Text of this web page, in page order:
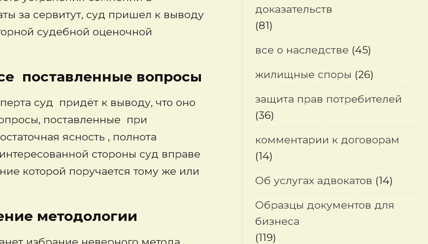
за сервитут, суд пришел к выводу
судебной оценочной
поставленные вопросы
суд придёт к выводу, что оно
поставленные при
ясность , полнота
стороны суд вправе
которой поручается тому же или
доказательств
(81)
все о наследстве (45)
жилищные споры (26)
защита прав потребителей
(36)
комментарии к договорам
(14)
Об услугах адвокатов (14)
Образцы документов для
бизнеса
(119)